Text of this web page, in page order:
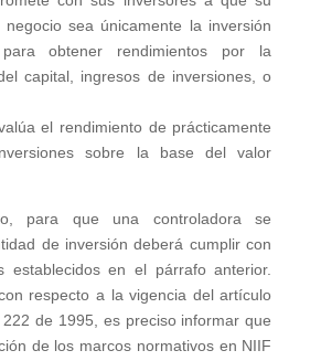
negocio sea únicamente la inversión
obtener rendimientos por la
capital, ingresos de inversiones, o
el rendimiento de prácticamente
sobre la base del valor
para que una controladora se
de inversión deberá cumplir con
establecidos en el párrafo anterior.
respecto a la vigencia del artículo
de 1995, es preciso informar que
de los marcos normativos en NIIF